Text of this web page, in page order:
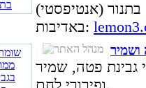
באדיבות:
ושמיר
גבינת פטה, שמיר